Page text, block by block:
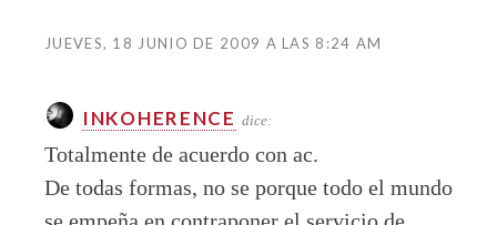
JUEVES, 18 JUNIO DE 2009 A LAS 8:24 AM
INKOHERENCE dice:
Totalmente de acuerdo con ac.
De todas formas, no se porque todo el mundo